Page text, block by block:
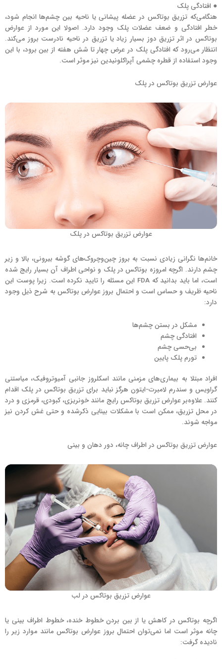
● افتادگی پلک
هنگامی‌که تزریق بوتاکس در عضله پیشانی یا ناحیه بین چشم‌ها انجام شود،
خطر افتادگی و ضعف عضلات پلک وجود دارد. اصولا این مورد از عوارض
بوتاکس در اثر تزریق دوز بسیار زیاد یا تزریق در ناحیه نادرست بروز می‌کند.
انتظار می‌رود که افتادگی پلک در عرض چهار تا شش هفته از بین برود، با این
وجود استفاده از قطره چشمی آپراکلونیدین نیز موثر است.
عوارض تزریق بوتاکس در پلک
عوارض تزریق بوتاکس در پلک
خانم‌ها نگرانی زیادی نسبت به بروز چین‌و‌چروک‌های گوشه بیرونی، بالا و زیر
چشم دارند. اگرچه امروزه بوتاکس در پلک و نواحی اطراف آن بسیار رایج شده
است، اما باید بدانید که FDA این مسئله را تایید نکرده است. زیرا پوست این
ناحیه ظریف و حساس است و احتمال بروز عوارض بوتاکس به شرح ذیل وجود
دارد:
مشکل در بستن چشم‌ها
افتادگی چشم
بی‌حسی چشم
تورم پلک پایین
افراد مبتلا به بیماری‌های مزمنی مانند اسکلروز جانبی آمیوتروفیک، میاستنی
گراویس و سندرم لامبرت-ایتون هرگز نباید برای تزریق بوتاکس در پلک اقدام
کنند. علاوه‌بر عوارض تزریق بوتاکس رایج مانند خونریزی، کبودی، قرمزی و درد
در محل تزریق، ممکن است با مشکلات بینایی ذکرشده و حتی غش کردن نیز
مواجه شوند.
عوارض تزریق بوتاکس در اطراف چانه، دور دهان و بینی
عوارض تزریق بوتاکس در لب
اگرچه بوتاکس در کاهش یا از بین بردن خطوط خنده، خطوط اطراف بینی یا
چانه موثر است اما نمی‌توان احتمال بروز عوارض بوتاکس مانند موارد زیر را
نادیده گرفت: